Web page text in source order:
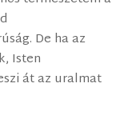
De ha az
Isten
át az uralmat